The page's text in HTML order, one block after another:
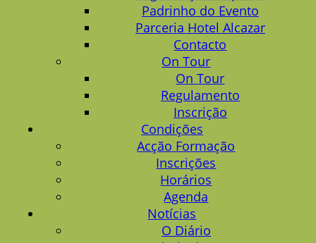
Padrinho do Evento
Parceria Hotel Alcazar
Contacto
On Tour
On Tour
Regulamento
Inscrição
Condições
Acção Formação
Inscrições
Horários
Agenda
Notícias
O Diário